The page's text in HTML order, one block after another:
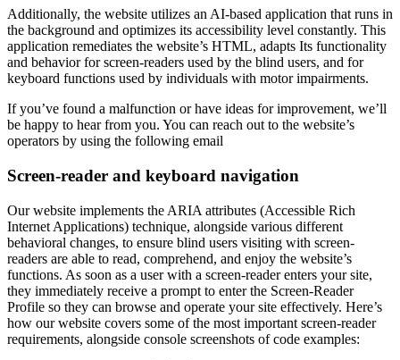
Additionally, the website utilizes an AI-based application that runs in
the background and optimizes its accessibility level constantly. This
application remediates the website’s HTML, adapts Its functionality
and behavior for screen-readers used by the blind users, and for
keyboard functions used by individuals with motor impairments.
If you’ve found a malfunction or have ideas for improvement, we’ll
be happy to hear from you. You can reach out to the website’s
operators by using the following email
Screen-reader and keyboard navigation
Our website implements the ARIA attributes (Accessible Rich
Internet Applications) technique, alongside various different
behavioral changes, to ensure blind users visiting with screen-
readers are able to read, comprehend, and enjoy the website’s
functions. As soon as a user with a screen-reader enters your site,
they immediately receive a prompt to enter the Screen-Reader
Profile so they can browse and operate your site effectively. Here’s
how our website covers some of the most important screen-reader
requirements, alongside console screenshots of code examples: